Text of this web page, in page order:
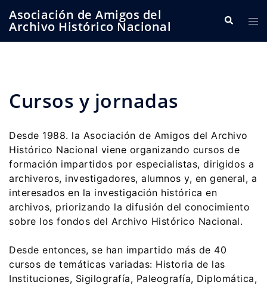
Asociación de Amigos del
Archivo Histórico Nacional Buscar
Cursos y jornadas
Desde 1988. la Asociación de Amigos del Archivo
Histórico Nacional viene organizando cursos de
formación impartidos por especialistas, dirigidos a
archiveros, investigadores, alumnos y, en general, a
interesados en la investigación histórica en
archivos, priorizando la difusión del conocimiento
sobre los fondos del Archivo Histórico Nacional.
Desde entonces, se han impartido más de 40
cursos de temáticas variadas: Historia de las
Instituciones, Sigilografía, Paleografía, Diplomática,